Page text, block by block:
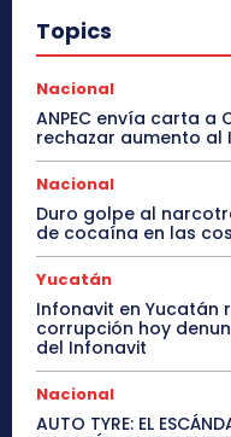
Topics
Nacional
ANPEC envía carta a
rechazar aumento al
Nacional
Duro golpe al
de cocaína en las
Yucatán
Infonavit en Yucatán
corrupción hoy
del Infonavit
Nacional
AUTO TYRE: EL